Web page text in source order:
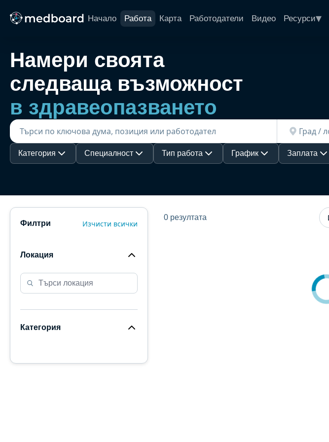
Начало Работа Карта Работодатели Видео Ресурси▾
Намери своята
следваща възможност
в здравеопазването
Категория Специалност Тип работа График Заплата
Филтри Изчисти всички
Локация
Категория
0 резултата